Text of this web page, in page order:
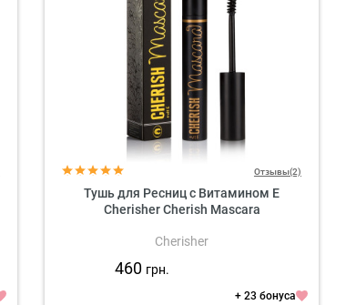
Отзывы(2)
Тушь для Ресниц с Витамином Е
Cherisher Cherish Mascara
Cherisher
460 грн.
+ 23 бонуса